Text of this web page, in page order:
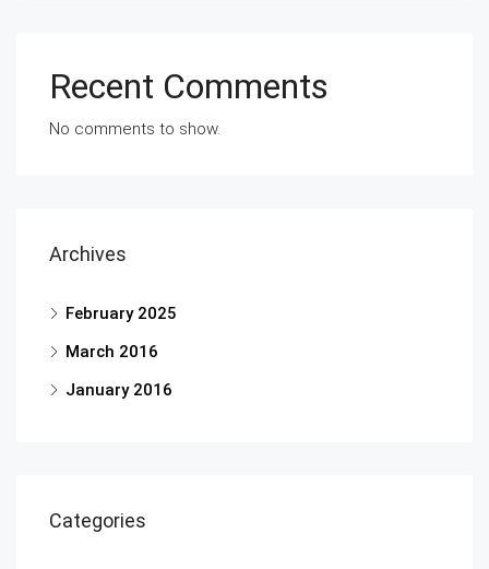
Recent Comments
No comments to show.
Archives
February 2025
March 2016
January 2016
Categories